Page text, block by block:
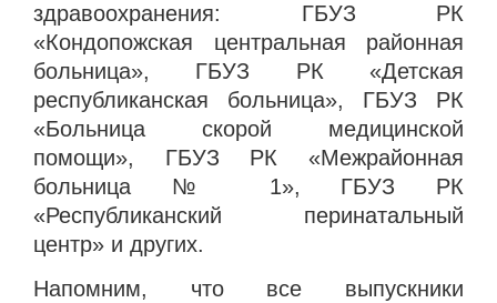
здравоохранения: ГБУЗ РК
«Кондопожская центральная районная
больница», ГБУЗ РК «Детская
республиканская больница», ГБУЗ РК
«Больница скорой медицинской
помощи», ГБУЗ РК «Межрайонная
больница № 1», ГБУЗ РК
«Республиканский перинатальный
центр» и других.
Напомним, что все выпускники